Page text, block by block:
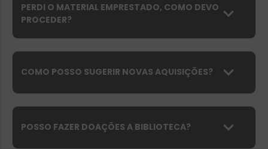
PERDI O MATERIAL EMPRESTADO, COMO DEVO
PROCEDER?
COMO POSSO SUGERIR NOVAS AQUISIÇÕES?
POSSO FAZER DOAÇÕES A BIBLIOTECA?